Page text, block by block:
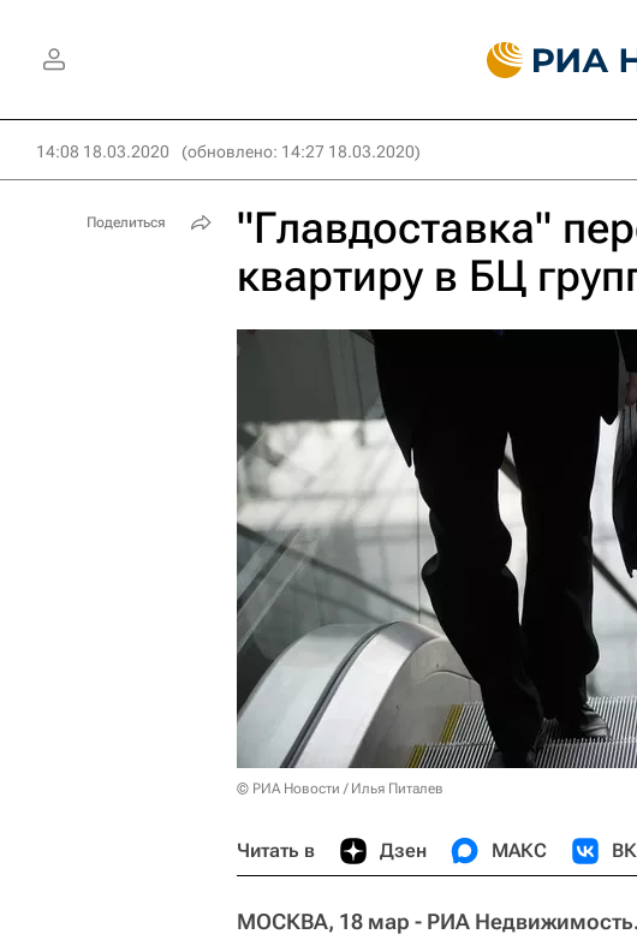
14:08 18.03.2020 (обновлено: 14:27 18.03.2020)
"Главдоставка"
квартиру в БЦ
© РИА Новости / Илья Питалев
Читать в Дзен МАКС
МОСКВА, 18 мар - РИА
Поделиться